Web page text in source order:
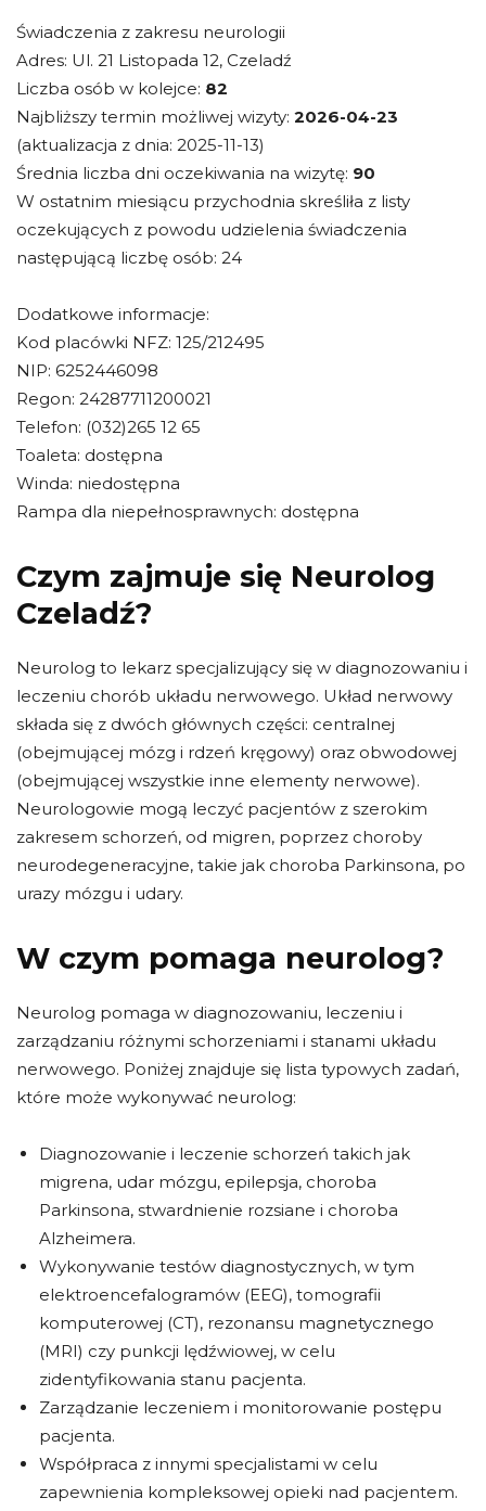
Świadczenia z zakresu neurologii
Adres: Ul. 21 Listopada 12, Czeladź
Liczba osób w kolejce: 82
Najbliższy termin możliwej wizyty: 2026-04-23
(aktualizacja z dnia: 2025-11-13)
Średnia liczba dni oczekiwania na wizytę: 90
W ostatnim miesiącu przychodnia skreśliła z listy
oczekujących z powodu udzielenia świadczenia
następującą liczbę osób: 24
Dodatkowe informacje:
Kod placówki NFZ: 125/212495
NIP: 6252446098
Regon: 24287711200021
Telefon: (032)265 12 65
Toaleta: dostępna
Winda: niedostępna
Rampa dla niepełnosprawnych: dostępna
Czym zajmuje się Neurolog
Czeladź?
Neurolog to lekarz specjalizujący się w diagnozowaniu i
leczeniu chorób układu nerwowego. Układ nerwowy
składa się z dwóch głównych części: centralnej
(obejmującej mózg i rdzeń kręgowy) oraz obwodowej
(obejmującej wszystkie inne elementy nerwowe).
Neurologowie mogą leczyć pacjentów z szerokim
zakresem schorzeń, od migren, poprzez choroby
neurodegeneracyjne, takie jak choroba Parkinsona, po
urazy mózgu i udary.
W czym pomaga neurolog?
Neurolog pomaga w diagnozowaniu, leczeniu i
zarządzaniu różnymi schorzeniami i stanami układu
nerwowego. Poniżej znajduje się lista typowych zadań,
które może wykonywać neurolog:
Diagnozowanie i leczenie schorzeń takich jak
migrena, udar mózgu, epilepsja, choroba
Parkinsona, stwardnienie rozsiane i choroba
Alzheimera.
Wykonywanie testów diagnostycznych, w tym
elektroencefalogramów (EEG), tomografii
komputerowej (CT), rezonansu magnetycznego
(MRI) czy punkcji lędźwiowej, w celu
zidentyfikowania stanu pacjenta.
Zarządzanie leczeniem i monitorowanie postępu
pacjenta.
Współpraca z innymi specjalistami w celu
zapewnienia kompleksowej opieki nad pacjentem.